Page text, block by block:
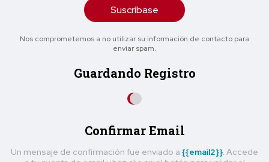
Suscríbase
Nos comprometemos a no utilizar su información de contacto para
enviar spam.
Guardando Registro
Confirmar Email
Un mensaje de confirmación fue enviado a {{email2}}. Accede